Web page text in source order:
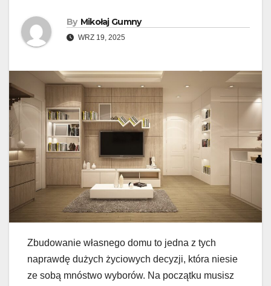
By Mikołaj Gumny
WRZ 19, 2025
Zbudowanie własnego domu to jedna z tych
naprawdę dużych życiowych decyzji, która niesie
ze sobą mnóstwo wyborów. Na początku musisz